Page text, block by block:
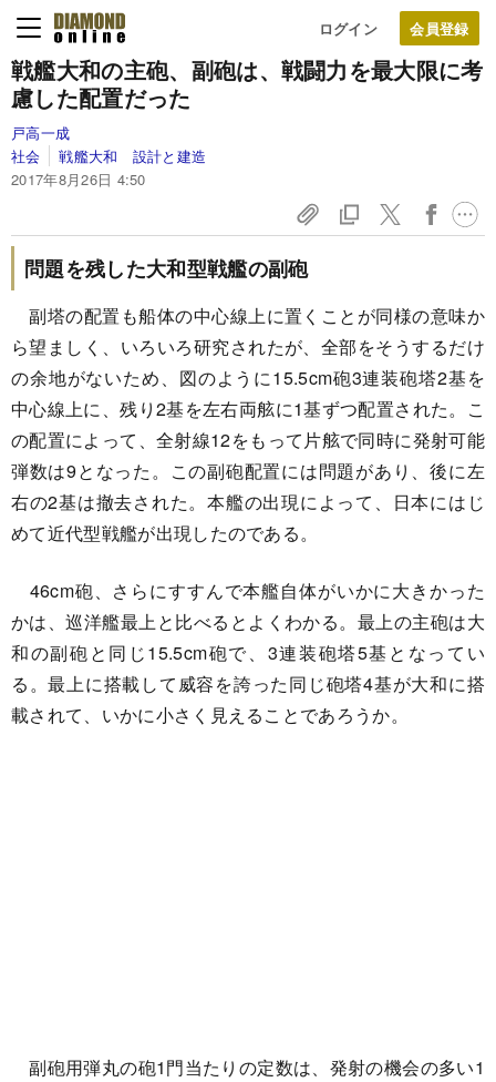
ログイン
戦艦大和の主砲、副砲は、 戦闘力を最大限に考
慮した配置だった
戸高一成
社会
戦艦大和 設計と建造
2017年8月26日 4:50
問題を残した大和型戦艦の副砲
副塔の配置も船体の中心線上に置くことが同様の意味か
ら望ましく、いろいろ研究されたが、全部をそうするだけ
の余地がないため、図のように15.5cm砲3連装砲塔2基を
中心線上に、残り2基を左右両舷に1基ずつ配置された。こ
の配置によって、全射線12をもって片舷で同時に発射可能
弾数は9となった。この副砲配置には問題があり、後に左
右の2基は撤去された。本艦の出現によって、日本にはじ
めて近代型戦艦が出現したのである。
46cm砲、さらにすすんで本艦自体がいかに大きかった
かは、巡洋艦最上と比べるとよくわかる。最上の主砲は大
和の副砲と同じ15.5cm砲で、3連装砲塔5基となってい
る。最上に搭載して威容を誇った同じ砲塔4基が大和に搭
載されて、いかに小さく見えることであろうか。
副砲用弾丸の砲1門当たりの定数は、発射の機会の多い1